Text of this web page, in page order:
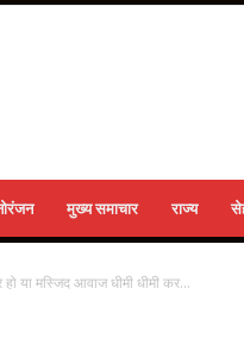
मुख्य समाचार राज्य
या मस्जिद आवाज धीमी धीमी कर...